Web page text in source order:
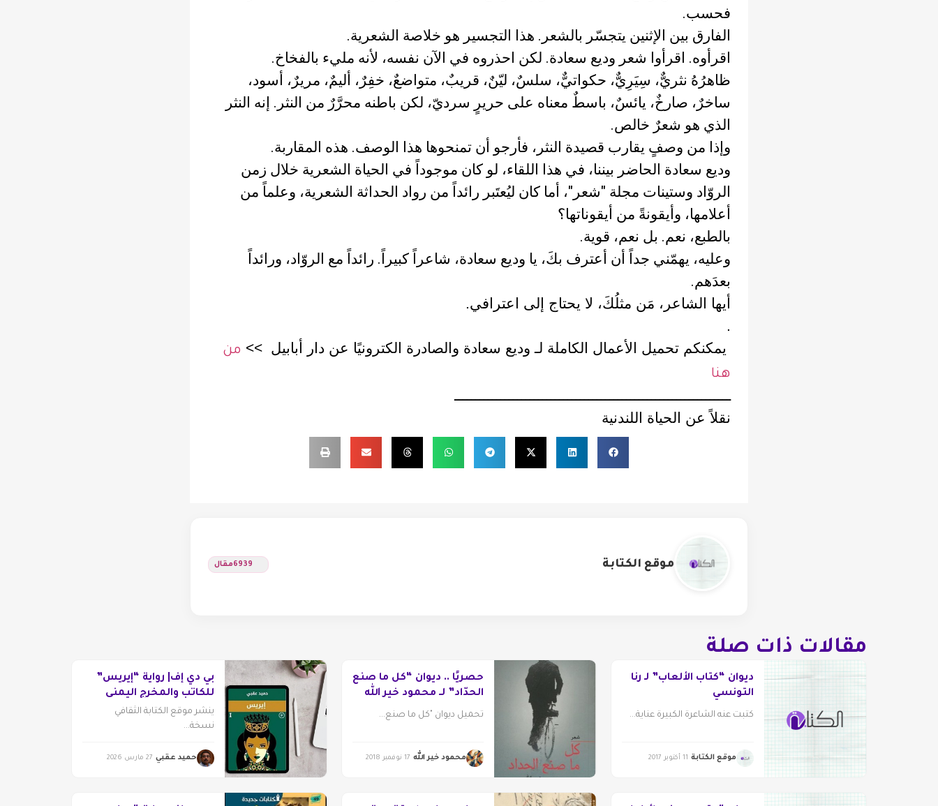
فحسب.
الفارق بين الإثنين يتجسّر بالشعر. هذا التجسير هو خلاصة الشعرية.
اقرأوه. اقرأوا شعر وديع سعادة. لكن احذروه في الآن نفسه، لأنه مليء بالفخاخ.
ظاهرُهُ نثريٌّ، سِيَرِيٌّ، حكواتيٌّ، سلسٌ، ليّنٌ، قريبٌ، متواضعٌ، خفِرٌ، أليمٌ، مريرٌ، أسود،
ساخرٌ، صارخٌ، يائسٌ، باسطٌ معناه على حريرٍ سرديّ، لكن باطنه محرَّرٌ من النثر. إنه النثر
الذي هو شعرٌ خالص.
وإذا من وصفٍ يقارب قصيدة النثر، فأرجو أن تمنحوها هذا الوصف. هذه المقاربة.
وديع سعادة الحاضر بيننا، في هذا اللقاء، لو كان موجوداً في الحياة الشعرية خلال زمن
الروّاد وستينات مجلة "شعر"، أما كان ليُعتَبر رائداً من رواد الحداثة الشعرية، وعلماً من
أعلامها، وأيقونةً من أيقوناتها؟
بالطبع، نعم. بل نعم، قوية.
وعليه، يهمّني جداً أن أعترف بكَ، يا وديع سعادة، شاعراً كبيراً. رائداً مع الروّاد، ورائداً
بعدَهم.
أيها الشاعر، مَن مثلُكَ، لا يحتاج إلى اعترافي.
.
يمكنكم تحميل الأعمال الكاملة لـ وديع سعادة والصادرة الكترونيًا عن دار أبابيل >> من
هنا
ــــــــــــــــــــــــــــــــــــــــــــــــــــــــــــــــــ
نقلاً عن الحياة اللندنية
موقع الكتابة 6939مقال
مقالات ذات صلة
ديوان “كتاب الألعاب” لـ رنا
التونسي
كتبت عنه الشاعرة الكبيرة عناية...
موقع الكتابة 11 أكتوبر 2017
حصريًا .. ديوان “كل ما صنع
الحدّاد” لــ محمود خير الله
تحميل ديوان "كل ما صنع...
محمود خير الله 17 نوفمبر 2018
بي دي إف| رواية “إيريس”
للكاتب والمخرج اليمني
حميد عقبي
ينشر موقع الكتابة الثقافي
نسخة...
حميد عقبي 27 مارس 2026